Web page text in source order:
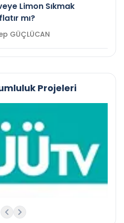
Limon Sıkmak
mı?
Zeynep GÜÇLÜCAN
Projeleri